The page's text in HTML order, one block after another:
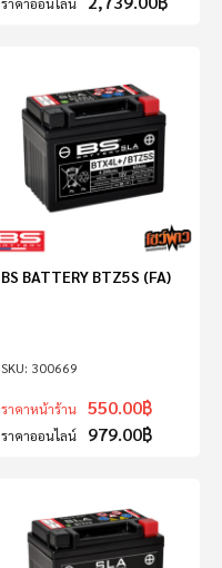
300669
BS BATTERY BTZ5S (FA)
ราคาหน้าร้าน 550.00฿
ราคาออนไลน์ 979.00฿